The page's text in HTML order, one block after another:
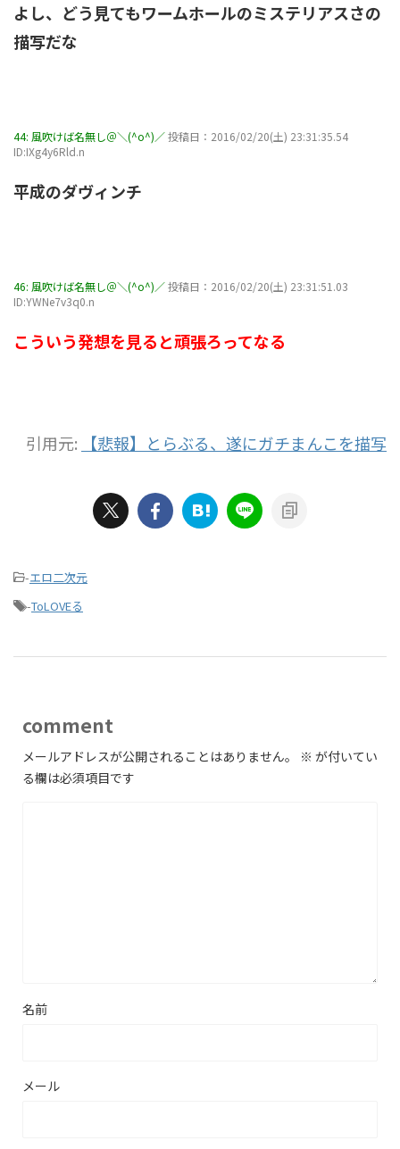
よし、どう見てもワームホールのミステリアスさの
描写だな
44: 風吹けば名無し＠＼(^o^)／投稿日：2016/02/20(土) 23:31:35.54
ID:IXg4y6Rld.n
平成のダヴィンチ
46: 風吹けば名無し＠＼(^o^)／投稿日：2016/02/20(土) 23:31:51.03
ID:YWNe7v3q0.n
こういう発想を見ると頑張ろってなる
引用元: 【悲報】とらぶる、遂にガチまんこを描写
-エロ二次元
-ToLOVEる
comment
メールアドレスが公開されることはありません。 ※ が付いてい
る欄は必須項目です
名前
メール